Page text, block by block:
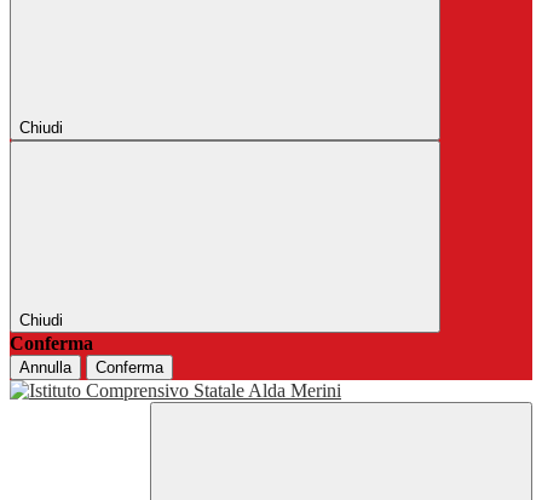
Chiudi
Chiudi
Conferma
Annulla Conferma